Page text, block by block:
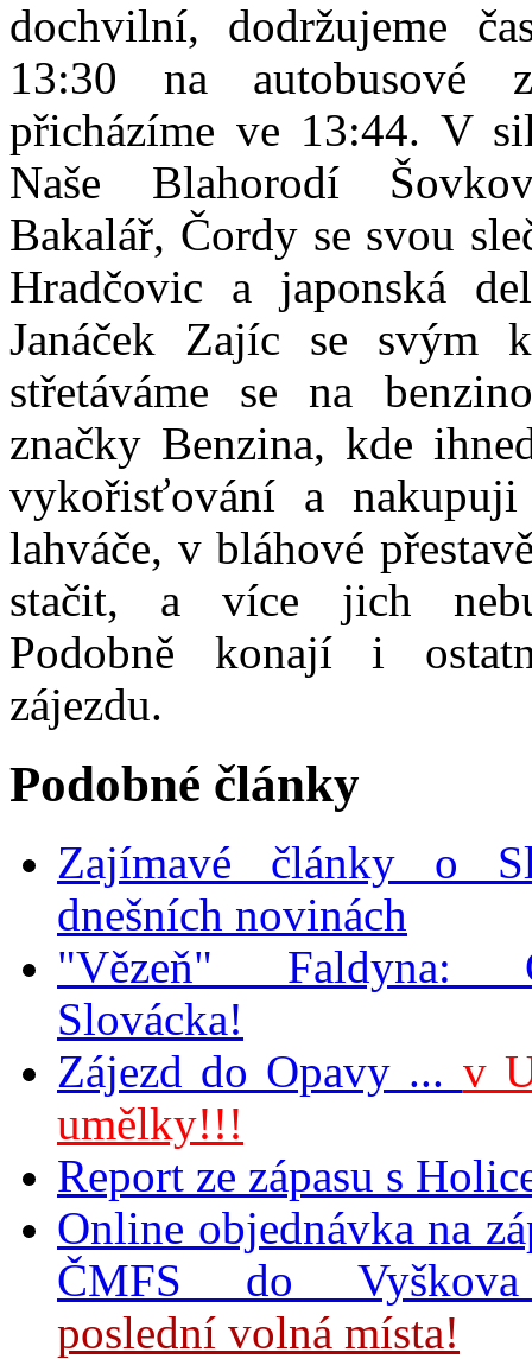
dochvilní, dodržujeme
13:30 na autobusové
přicházíme ve 13:44. V
Naše Blahorodí
Bakalář, Čordy se svou
Hradčovic a japonská
Janáček Zajíc se svým
střetáváme se na
značky Benzina, kde
vykořisťování a
lahváče, v bláhové
stačit, a více jich
Podobně konají i
zájezdu.
Podobné články
Zajímavé články o
dnešních novinách
"Vězeň" Faldyna:
Slovácka!
Zájezd do Opavy ... v
umělky!!!
Report ze zápasu s
Online objednávka na
ČMFS do
poslední volná místa!